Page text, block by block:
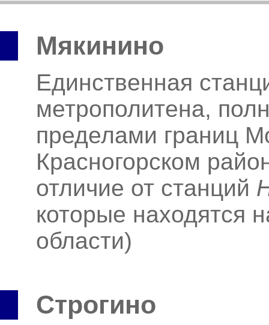
Мякинино
Единственная
метрополитена,
пределами границ
Красногорском
отличие от станций
которые находятся
области)
Строгино